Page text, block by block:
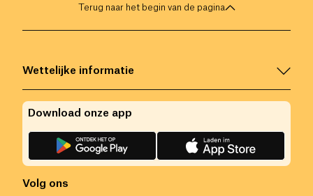
Terug naar het begin van de pagina
Wettelijke informatie
Volg ons
Download onze app